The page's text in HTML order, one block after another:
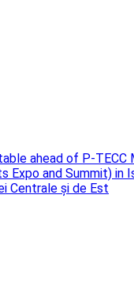
ahead of P-TECC
Expo and Summit) in
Centrale și de Est